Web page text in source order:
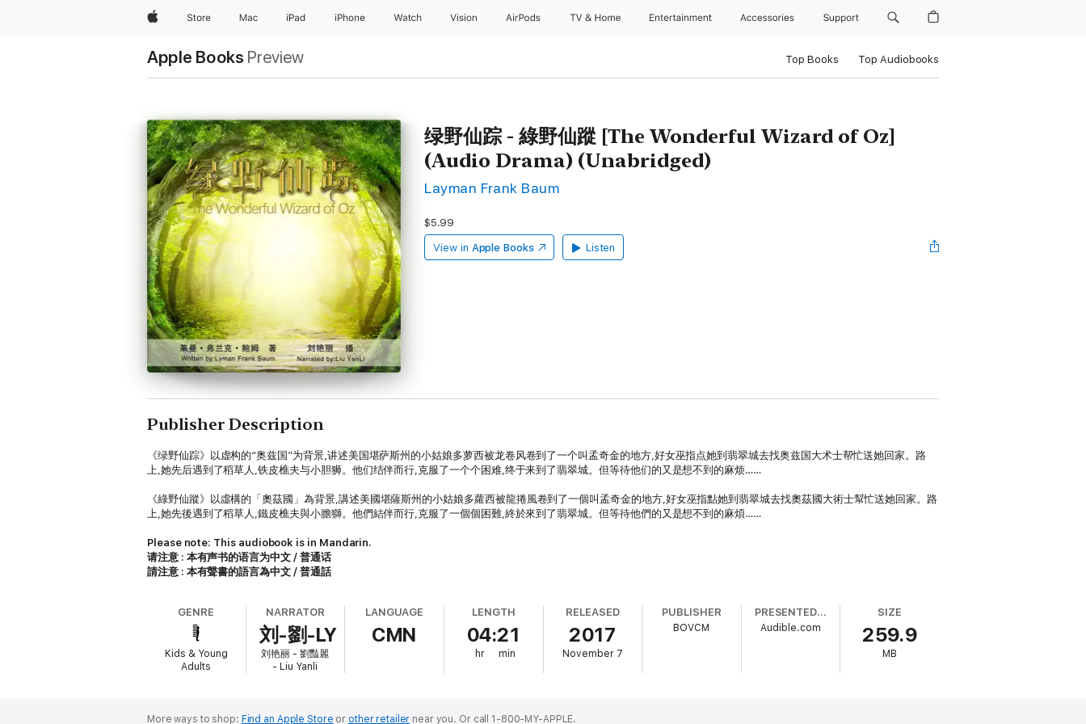
AppleStore Mac iPad iPhone Watch Vision AirPods TV & Home Entertainment Accessories Support
Apple Books Preview Top Books Top Audiobooks
绿野仙踪 - 綠野仙蹤 [The Wonderful Wizard of Oz]
(Audio Drama) (Unabridged)
Layman Frank Baum
$5.99
View in Apple Books Listen
Publisher Description
《绿野仙踪》以虚构的“奥兹国”为背景,讲述美国堪萨斯州的小姑娘多萝西被龙卷风卷到了一个叫孟奇金的地方,好女巫指点她到翡翠城去找奥兹国大术士帮忙送她回家。路
上,她先后遇到了稻草人,铁皮樵夫与小胆狮。他们结伴而行,克服了一个个困难,终于来到了翡翠城。但等待他们的又是想不到的麻烦……
《綠野仙蹤》以虛構的「奧茲國」為背景,講述美國堪薩斯州的小姑娘多蘿西被龍捲風卷到了一個叫孟奇金的地方,好女巫指點她到翡翠城去找奧茲國大術士幫忙送她回家。路
上,她先後遇到了稻草人,鐵皮樵夫與小膽獅。他們結伴而行,克服了一個個困難,終於來到了翡翠城。但等待他們的又是想不到的麻煩……
Please note: This audiobook is in Mandarin.
请注意 : 本有声书的语言为中文 / 普通话
請注意 : 本有聲書的語言為中文 / 普通話
GENRE
Kids & Young
Adults
NARRATOR
刘-劉-LY
刘艳丽 - 劉豔麗
- Liu Yanli
LANGUAGE
CMN
LENGTH
04:21
hr min
RELEASED
2017
November 7
PUBLISHER
BOVCM
PRESENTED BY
Audible.com
SIZE
259.9
MB
More ways to shop: Find an Apple Store or other retailer near you. Or call 1-800-MY-APPLE.